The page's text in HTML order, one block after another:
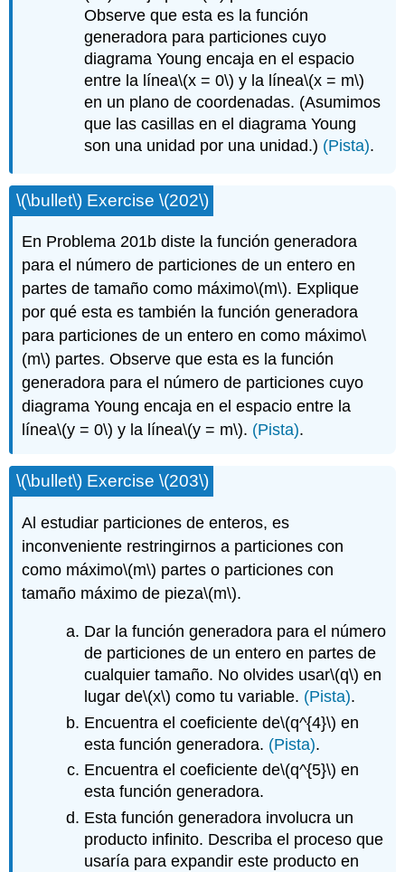
Observe que esta es la función
generadora para particiones cuyo
diagrama Young encaja en el espacio
entre la línea\(x = 0\) y la línea\(x = m\)
en un plano de coordenadas. (Asumimos
que las casillas en el diagrama Young
son una unidad por una unidad.) (Pista).
\(\bullet\) Exercise\(202\)
En Problema 201b diste la función generadora
para el número de particiones de un entero en
partes de tamaño como máximo\(m\). Explique
por qué esta es también la función generadora
para particiones de un entero en como máximo\
(m\) partes. Observe que esta es la función
generadora para el número de particiones cuyo
diagrama Young encaja en el espacio entre la
línea\(y = 0\) y la línea\(y = m\). (Pista).
\(\bullet\) Exercise\(203\)
Al estudiar particiones de enteros, es
inconveniente restringirnos a particiones con
como máximo\(m\) partes o particiones con
tamaño máximo de pieza\(m\).
Dar la función generadora para el número
de particiones de un entero en partes de
cualquier tamaño. No olvides usar\(q\) en
lugar de\(x\) como tu variable. (Pista).
Encuentra el coeficiente de\(q^{4}\) en
esta función generadora. (Pista).
Encuentra el coeficiente de\(q^{5}\) en
esta función generadora.
Esta función generadora involucra un
producto infinito. Describa el proceso que
usaría para expandir este producto en